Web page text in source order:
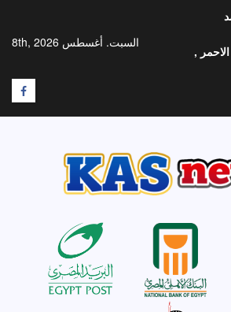
السبت. أغسطس 8th, 2026
,
F